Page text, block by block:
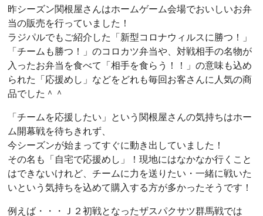
昨シーズン関根屋さんはホームゲーム会場でおいしいお弁
当の販売を行っていました！
ラジパルでもご紹介した「新型コロナウィルスに勝つ！」
「チームも勝つ！」のコロカツ弁当や、対戦相手の名物が
入ったお弁当を食べて「相手を食らう！！」の意味も込め
られた「応援めし」などをどれも毎回お客さんに人気の商
品でした＾＾
「チームを応援したい」という関根屋さんの気持ちはホー
ム開幕戦を待ちきれず、
今シーズンが始まってすぐに動き出していました！
その名も「自宅で応援めし」！現地にはなかなか行くこと
はできないけれど、チームに力を送りたい・一緒に戦いた
いという気持ちを込めて購入する方が多かったそうです！
例えば・・・Ｊ２初戦となったザスパクサツ群馬戦では